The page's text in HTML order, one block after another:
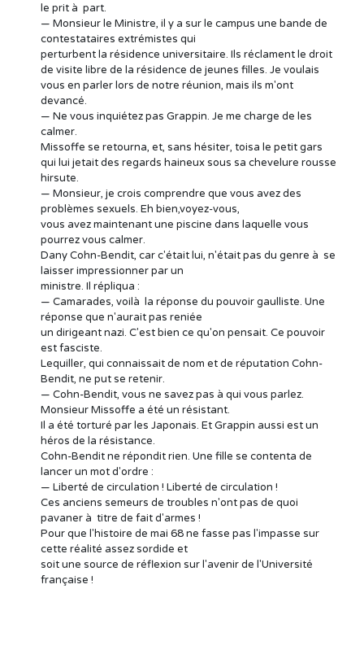
le prit à part.
— Monsieur le Ministre, il y a sur le campus une bande de
contestataires extrémistes qui
perturbent la résidence universitaire. Ils réclament le droit
de visite libre de la résidence de jeunes filles. Je voulais
vous en parler lors de notre réunion, mais ils m'ont
devancé.
— Ne vous inquiétez pas Grappin. Je me charge de les
calmer.
Missoffe se retourna, et, sans hésiter, toisa le petit gars
qui lui jetait des regards haineux sous sa chevelure rousse
hirsute.
— Monsieur, je crois comprendre que vous avez des
problèmes sexuels. Eh bien,voyez-vous,
vous avez maintenant une piscine dans laquelle vous
pourrez vous calmer.
Dany Cohn-Bendit, car c'était lui, n'était pas du genre à se
laisser impressionner par un
ministre. Il répliqua :
— Camarades, voilà la réponse du pouvoir gaulliste. Une
réponse que n'aurait pas reniée
un dirigeant nazi. C'est bien ce qu'on pensait. Ce pouvoir
est fasciste.
Lequiller, qui connaissait de nom et de réputation Cohn-
Bendit, ne put se retenir.
— Cohn-Bendit, vous ne savez pas à qui vous parlez.
Monsieur Missoffe a été un résistant.
Il a été torturé par les Japonais. Et Grappin aussi est un
héros de la résistance.
Cohn-Bendit ne répondit rien. Une fille se contenta de
lancer un mot d'ordre :
— Liberté de circulation ! Liberté de circulation !
Ces anciens semeurs de troubles n'ont pas de quoi
pavaner à titre de fait d'armes !
Pour que l'histoire de mai 68 ne fasse pas l'impasse sur
cette réalité assez sordide et
soit une source de réflexion sur l'avenir de l'Université
française !